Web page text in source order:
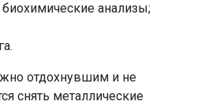
анализы;
отдохнувшим и не
снять металлические